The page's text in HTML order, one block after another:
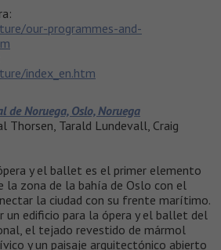
our-programmes-and-
index_en.htm
de Noruega, Oslo, Noruega
Tarald Lundevall, Craig
y el ballet es el primer elemento
la zona de la bahía de Oslo con el
la ciudad con su frente marítimo.
un edificio para la ópera y el ballet del
el tejado revestido de mármol
y un paisaje arquitectónico abierto